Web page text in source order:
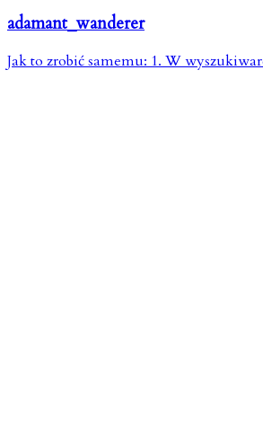
adamant_wanderer
Jak to zrobić samemu: 1. W